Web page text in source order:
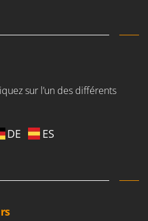
sur l’un des différents
DE ES